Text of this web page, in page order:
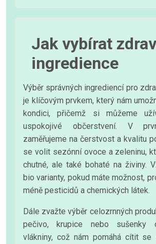
Jak vybírat
ingredience
Výběr správných ingrediencí pro
je klíčovým prvkem, který nám
kondici, přičemž si můžeme
uspokojivé občerstvení. V
zaměřujeme na čerstvost a kvalitu
se volit sezónní ovoce a zeleninu,
chutné, ale také bohaté na živiny.
bio varianty, pokud máte možnost,
méně pesticidů a chemických látek.
Dále zvažte výběr celozrnných
pečivo, krupice nebo sušenky
vlákniny, což nám pomáhá cítit